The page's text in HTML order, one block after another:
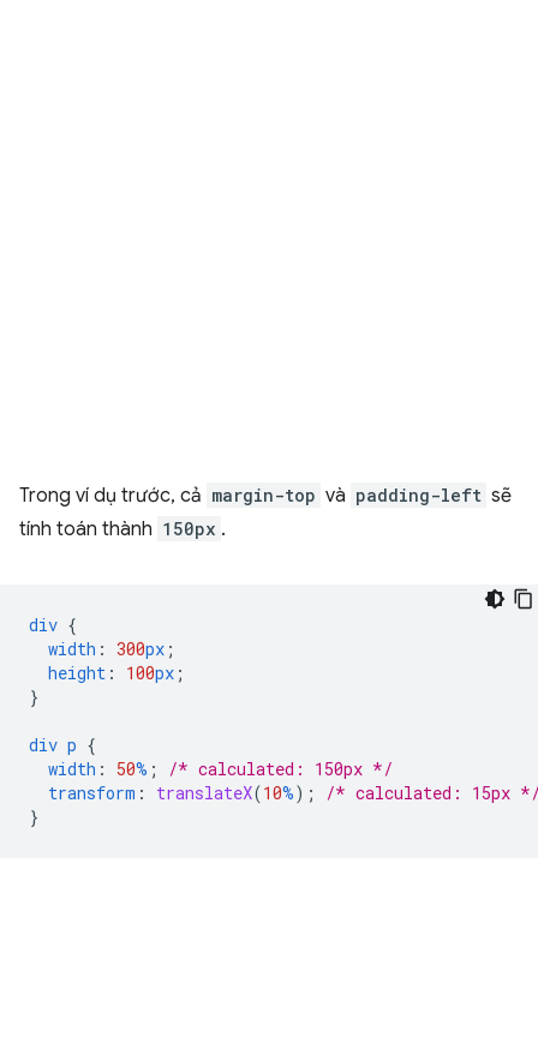
Trong ví dụ trước, cả margin-top và padding-left sẽ
tính toán thành 150px .
div {
width : 300px ;
height : 100px ;
}
div p {
width : 50% ;
/* calculated: 150px */
transform : translateX(10%);
/* calculated: 15px
}